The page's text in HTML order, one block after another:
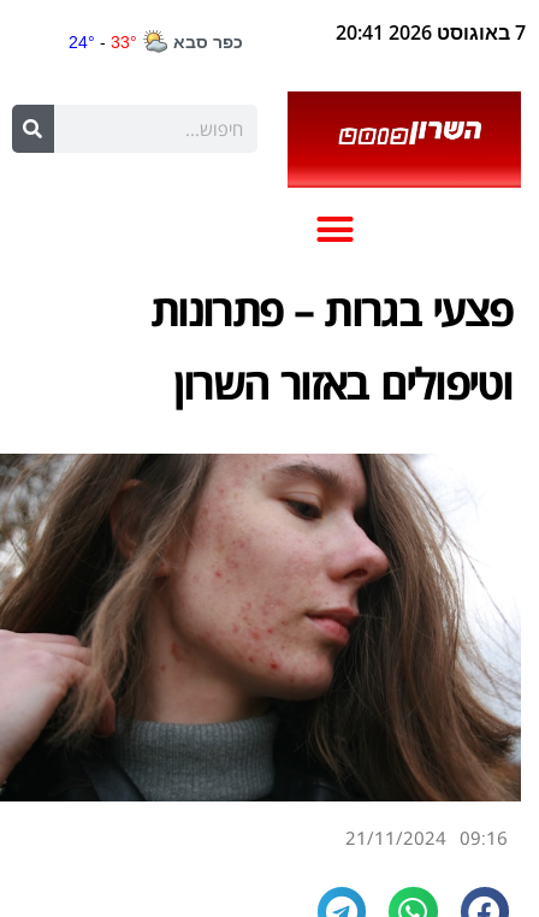
7 באוגוסט 2026 20:41
פצעי בגרות – פתרונות
וטיפולים באזור השרון
09:16
21/11/2024